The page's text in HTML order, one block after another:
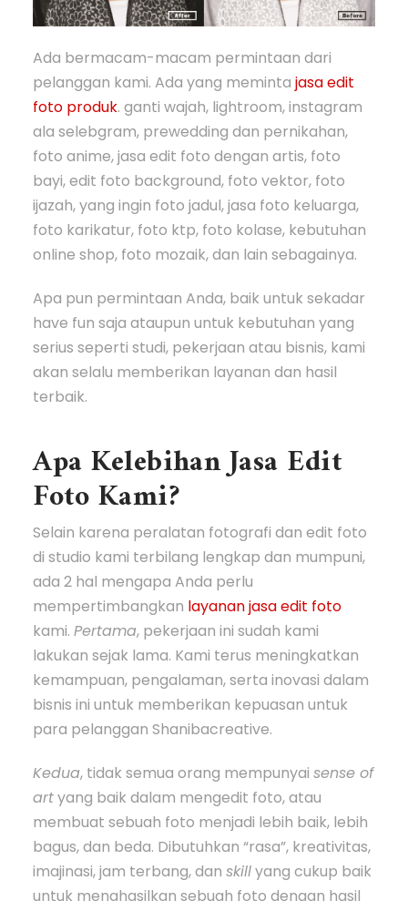
Ada bermacam-macam permintaan dari
pelanggan kami. Ada yang memintajasa edit
foto produk. ganti wajah, lightroom, instagram
ala selebgram, prewedding dan pernikahan,
foto anime, jasa edit foto dengan artis, foto
bayi, edit foto background, foto vektor, foto
ijazah, yang ingin foto jadul, jasa foto keluarga,
foto karikatur, foto ktp, foto kolase, kebutuhan
online shop, foto mozaik, dan lain sebagainya.
Apa pun permintaan Anda, baik untuk sekadar
have fun saja ataupun untuk kebutuhan yang
serius seperti studi, pekerjaan atau bisnis, kami
akan selalu memberikan layanan dan hasil
terbaik.
Apa Kelebihan Jasa Edit
Foto Kami?
Selain karena peralatan fotografi dan edit foto
di studio kami terbilang lengkap dan mumpuni,
ada 2 hal mengapa Anda perlu
mempertimbangkan layanan jasa edit foto
kami.Pertama, pekerjaan ini sudah kami
lakukan sejak lama. Kami terus meningkatkan
kemampuan, pengalaman, serta inovasi dalam
bisnis ini untuk memberikan kepuasan untuk
para pelanggan Shanibacreative.
Kedua, tidak semua orang mempunyaisense of
artyang baik dalam mengedit foto, atau
membuat sebuah foto menjadi lebih baik, lebih
bagus, dan beda. Dibutuhkan “rasa”, kreativitas,
imajinasi, jam terbang, danskillyang cukup baik
untuk menghasilkan sebuah foto dengan hasil